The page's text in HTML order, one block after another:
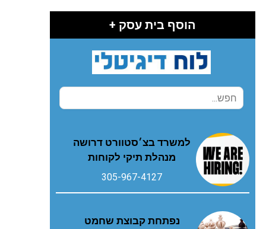
הוסף בית עסק +
למשרד בצ׳סטוורט דרושה
מנהלת תיקי לקוחות
305-967-4127
נפתחת קבוצת שחמט